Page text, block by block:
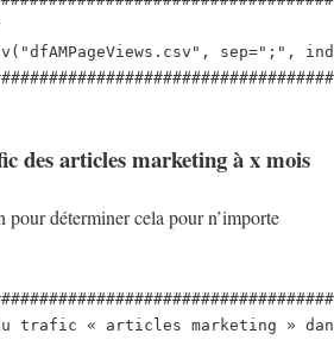
sep=";",
des articles marketing à x mois
pour déterminer cela pour n’importe
trafic « articles marketing »